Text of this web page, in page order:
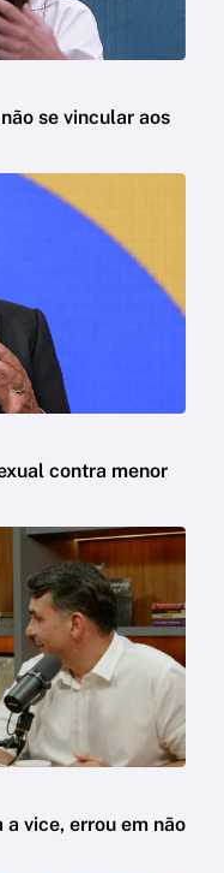
se vincular aos
contra menor
vice, errou em não